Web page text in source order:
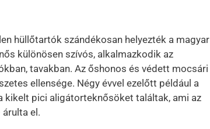
hüllőtartók szándékosan helyezték a magyar
különösen szívós, alkalmazkodik az
tavakban. Az őshonos és védett mocsári
ellensége. Négy évvel ezelőtt például a
kikelt pici aligátorteknősöket találtak, ami az
el.